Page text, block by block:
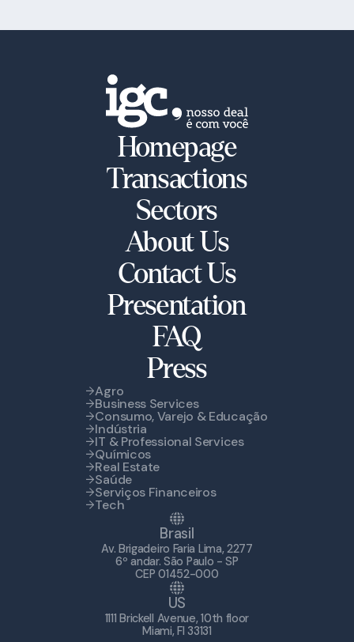
Homepage
Transactions
Sectors
About Us
Contact Us
Presentation
FAQ
Press
Agro
Business Services
Consumo, Varejo & Educação
Indústria
IT & Professional Services
Químicos
Real Estate
Saúde
Serviços Financeiros
Tech
Brasil
Av. Brigadeiro Faria Lima, 2277
6º andar. São Paulo - SP
CEP 01452-000
US
1111 Brickell Avenue, 10th floor
Miami, Fl 33131